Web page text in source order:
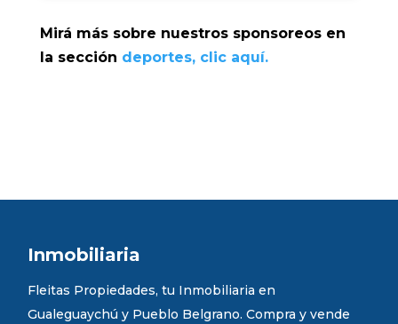
Mirá más sobre nuestros sponsoreos en
la sección deportes, clic aquí.
Inmobiliaria
Fleitas Propiedades, tu Inmobiliaria en
Gualeguaychú y Pueblo Belgrano. Compra y vende